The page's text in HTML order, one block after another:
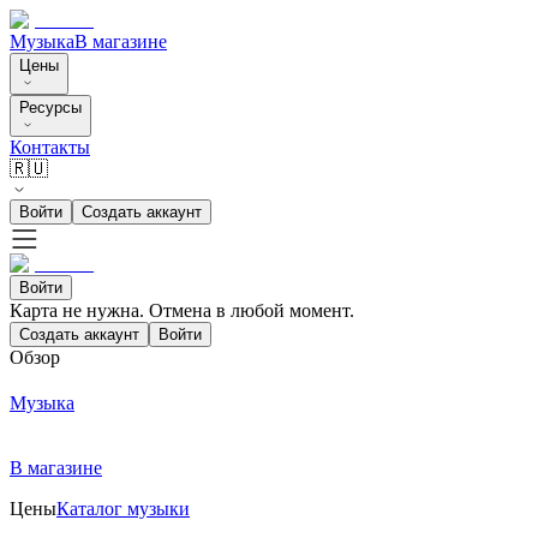
МузыкаВ магазине
Цены
Ресурсы
Контакты
🇷🇺
Войти Создать аккаунт
Войти
Карта не нужна. Отмена в любой момент.
Создать аккаунт Войти
Обзор
Музыка
В магазине
ЦеныКаталог музыки